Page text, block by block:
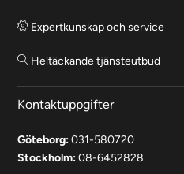
Expertkunskap och service
Heltäckande tjänsteutbud
Kontaktuppgifter
Göteborg:031-580720
Stockholm:08-6452828